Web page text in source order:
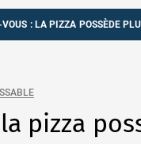
: LA PIZZA POSSÈDE
pizza